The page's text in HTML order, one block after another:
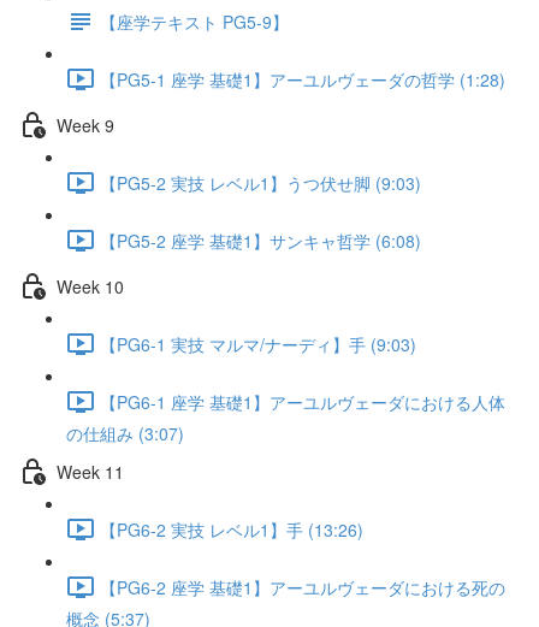
【座学テキスト PG5-9】
【PG5-1 座学 基礎1】アーユルヴェーダの哲学 (1:28)
Week 9
【PG5-2 実技 レベル1】うつ伏せ脚 (9:03)
【PG5-2 座学 基礎1】サンキャ哲学 (6:08)
Week 10
【PG6-1 実技 マルマ/ナーディ】手 (9:03)
【PG6-1 座学 基礎1】アーユルヴェーダにおける人体
の仕組み (3:07)
Week 11
【PG6-2 実技 レベル1】手 (13:26)
【PG6-2 座学 基礎1】アーユルヴェーダにおける死の
概念 (5:37)